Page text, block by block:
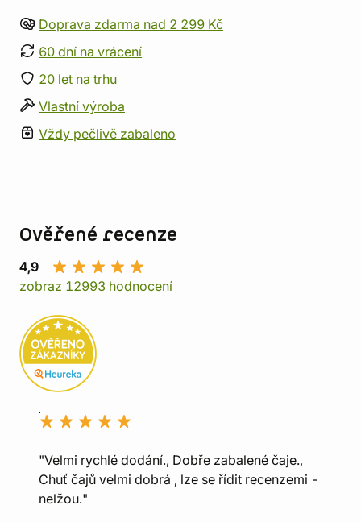
Doprava zdarma nad 2 299 Kč
60 dní na vrácení
20 let na trhu
Vlastní výroba
Vždy pečlivě zabaleno
Ověřené recenze
4,9
zobraz 12993 hodnocení
"Velmi rychlé dodání., Dobře zabalené čaje.,
Chuť čajů velmi dobrá , lze se řídit recenzemi -
nelžou."